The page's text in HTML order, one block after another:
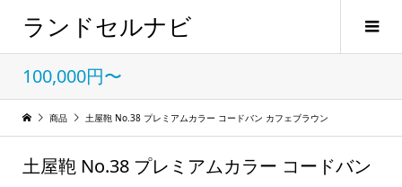
ランドセルナビ
100,000円〜
商品 土屋鞄 No.38 プレミアムカラー コードバン カフェブラウン
土屋鞄 No.38 プレミアムカラー コードバン